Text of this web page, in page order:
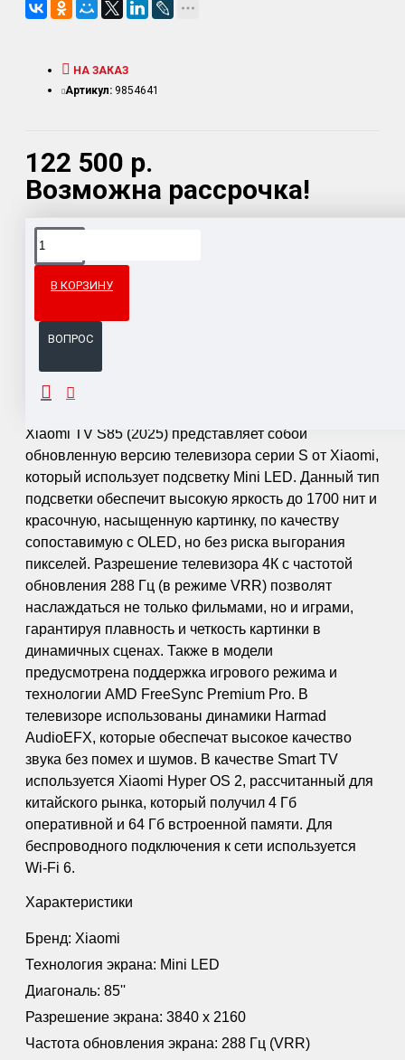
122 500 р.
Возможна рассрочка!
НА ЗАКАЗ
Артикул: 9854641
В КОРЗИНУ
ВОПРОС
Доставка товара по всему Таможенному союзу.
ОПИСАНИЕ
Xiaomi TV S85 (2025) представляет собой
обновленную версию телевизора серии S от Xiaomi,
который использует подсветку Mini LED. Данный тип
подсветки обеспечит высокую яркость до 1700 нит и
красочную, насыщенную картинку, по качеству
сопоставимую с OLED, но без риска выгорания
пикселей. Разрешение телевизора 4К с частотой
обновления 288 Гц (в режиме VRR) позволят
наслаждаться не только фильмами, но и играми,
гарантируя плавность и четкость картинки в
динамичных сценах. Также в модели
предусмотрена поддержка игрового режима и
технологии AMD FreeSync Premium Pro. В
телевизоре использованы динамики Harmad
AudioEFX, которые обеспечат высокое качество
звука без помех и шумов. В качестве Smart TV
используется Xiaomi Hyper OS 2, рассчитанный для
китайского рынка, который получил 4 Гб
оперативной и 64 Гб встроенной памяти. Для
беспроводного подключения к сети используется
Wi-Fi 6.
Характеристики
Бренд: Xiaomi
Технология экрана: Mini LED
Диагональ: 85''
Разрешение экрана: 3840 х 2160
Частота обновления экрана: 288 Гц (VRR)